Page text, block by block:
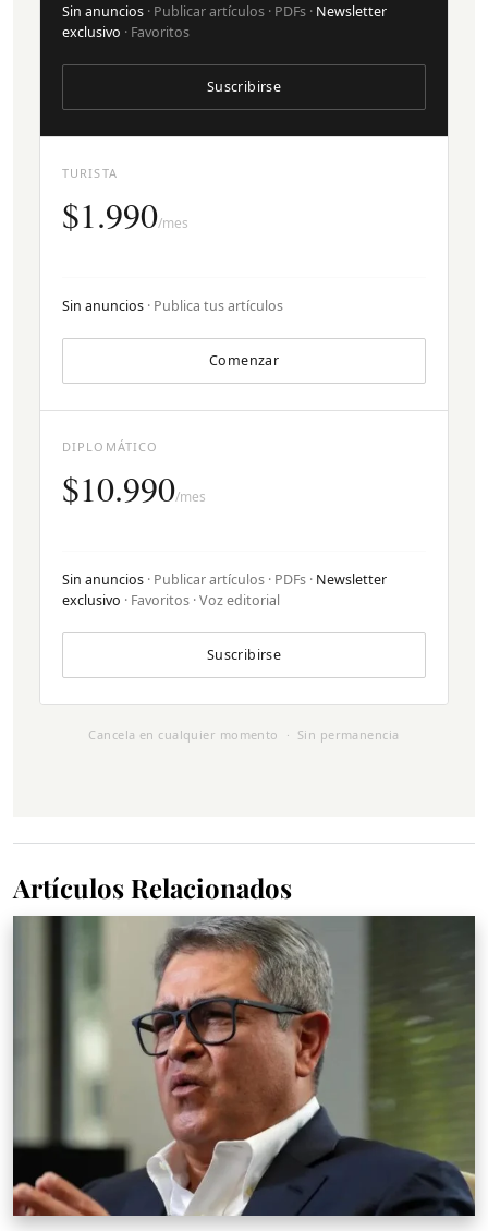
TURISTA
$1.990/mes
Sin anuncios · Publica tus artículos
Comenzar
Sin anuncios · Publicar artículos · PDFs · Newsletter
exclusivo · Favoritos
Suscribirse
DIPLOMÁTICO
$10.990/mes
Sin anuncios · Publicar artículos · PDFs · Newsletter
exclusivo · Favoritos · Voz editorial
Suscribirse
Cancela en cualquier momento · Sin permanencia
Artículos Relacionados